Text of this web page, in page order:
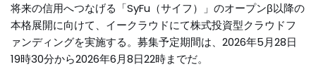
将来の信用へつなげる「SyFu（サイフ）」のオープンβ以降の
本格展開に向けて、イークラウドにて株式投資型クラウドフ
ァンディングを実施する。募集予定期間は、2026年5月28日
19時30分から2026年6月8日22時までだ。